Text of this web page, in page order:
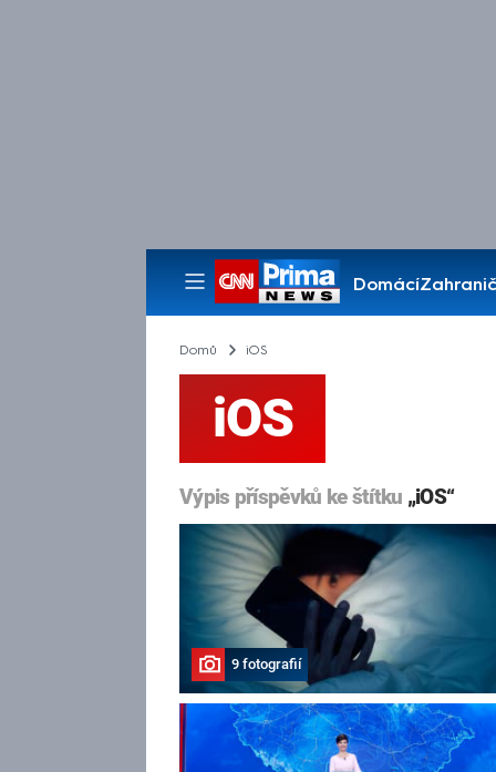
Domácí
Pořady
Domů iOS
iOS
Výpis příspěvků ke štítku „iOS“
9 fotografií